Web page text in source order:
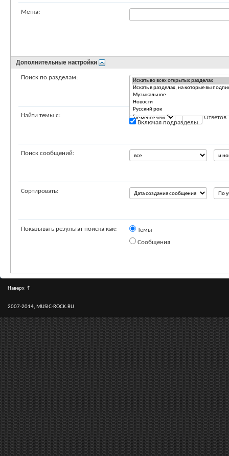
Метка:
Дополнительные настройки
Поиск по разделам:
Включая подразделы
Найти темы с: Ответов
Поиск сообщений:
Сортировать:
Показывать результат поиска как:
Темы
Сообщения
Наверх ↑
2007-2014, MUSIC-ROCK.RU